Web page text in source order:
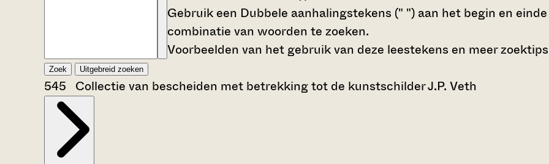
Gebruik een Dubbele aanhalingstekens (" ") aan het begin en
combinatie van woorden te zoeken.
Voorbeelden van het gebruik van deze leestekens en meer
Zoek Uitgebreid zoeken
545 Collectie van bescheiden met betrekking tot de kunstschilder J.P. Veth